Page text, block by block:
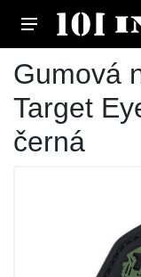
Gumová
Target
černá